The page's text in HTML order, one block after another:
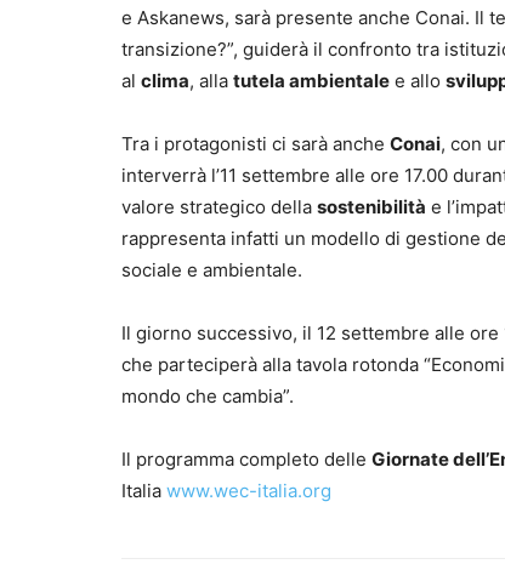
e Askanews, sarà presente anche Conai. Il
transizione?”, guiderà il confronto tra
al clima, alla tutela ambientale e allo
Tra i protagonisti ci sarà anche Conai, con
interverrà l’11 settembre alle ore 17.00
valore strategico della sostenibilità e
rappresenta infatti un modello di gestione
sociale e ambientale.
Il giorno successivo, il 12 settembre alle ore
che parteciperà alla tavola rotonda
mondo che cambia”.
Il programma completo delle Giornate
Italia www.wec-italia.org